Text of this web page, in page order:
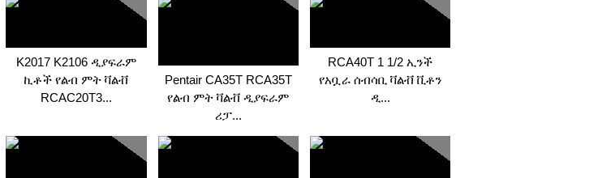
K2017 K2106 ዲያፍራም
ኪቶች የልብ ምት ቫልቭ
RCAC20T3...
Pentair CA35T RCA35T
የልብ ምት ቫልቭ ዲያፍራም
ሪፓ...
RCA40T 1 1/2 ኢንች
የአቧራ ሰብሳቢ ቫልቭ ቪቶን
ዲ...